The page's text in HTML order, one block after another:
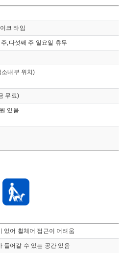
크 타임
,다섯째 주 일요일 휴무
내부 위치)
무료)
있음
있어 휠체어 접근이 어려움
들어갈 수 있는 공간 있음